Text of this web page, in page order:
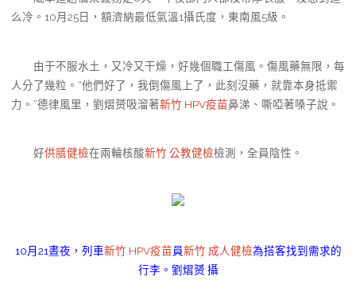
么冷。10月25日，額濟納最低氣溫1攝氏度，東南風5級。
由于不服水土，又冷又干燥，好幾個職工傷風。傷風藥無限，每
人分了幾粒。“他們好了，我倒傷風上了，此刻沒藥，就靠本身抵禦
力。”德律風里，劉熠赟吸溜著新竹 HPV疫苗鼻涕、嘶啞著嗓子說。
好供膳健檢在兩輪核酸新竹 公教健檢檢測，全員陰性。
10月21晝夜，列車新竹 HPV疫苗員新竹 成人健檢為搭客找到需求的
行李。劉熠赟 攝